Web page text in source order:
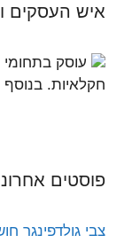
איש העסקים
עוסק בתחומי
חקלאיות.
פוסטים
צבי גולדפינגר